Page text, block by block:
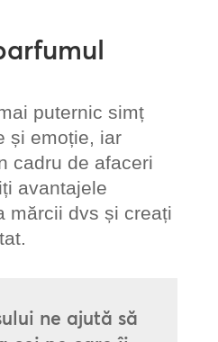
puternic simț
și emoție, iar
cadru de afaceri
avantajele
mărcii dvs și creați
ne ajută să